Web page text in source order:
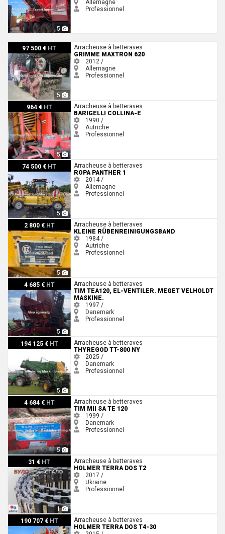
5
Allemagne
Professionnel
97 500 € HT
5
Grimme Maxtron 620
Arracheuse à betteraves
GRIMME MAXTRON 620
2012 /
Allemagne
Professionnel
964 € HT
5
Barigelli Collina-E
Arracheuse à betteraves
BARIGELLI COLLINA-E
1990 /
Autriche
Professionnel
74 500 € HT
5
Ropa Panther 1
Arracheuse à betteraves
ROPA PANTHER 1
2014 /
Allemagne
Professionnel
2 800 € HT
5
Kleine RübenreinigungsbandArracheuse à betteraves
KLEINE RÜBENREINIGUNGSBAND
1984 /
Autriche
Professionnel
4 685 € HT
5
Tim tea120, el-ventiler. Meget velholdt maskine.
Arracheuse à betteraves
TIM TEA120, EL-VENTILER. MEGET VELHOLDT
MASKINE.
1997 /
Danemark
Professionnel
194 125 € HT
5
Thyregod TT-800 NY
Arracheuse à betteraves
THYREGOD TT-800 NY
2025 /
Danemark
Professionnel
4 684 € HT
5
Tim MII SA TE 120
Arracheuse à betteraves
TIM MII SA TE 120
1999 /
Danemark
Professionnel
31 € HT
1
Holmer Terra Dos T2
Arracheuse à betteraves
HOLMER TERRA DOS T2
2017 /
Ukraine
Professionnel
190 707 € HT
Holmer Terra Dos T4-30 Arracheuse à betteraves
HOLMER TERRA DOS T4-30